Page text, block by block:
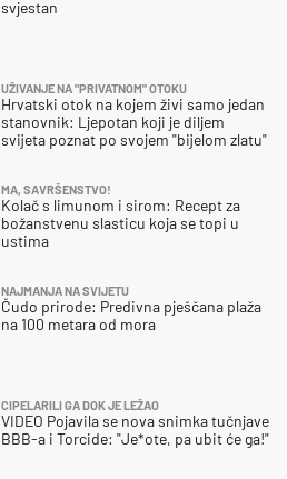
CIPELARILI GA DOK JE LEŽAO
VIDEO Pojavila se nova snimka tučnjave
BBB-a i Torcide: "Je*ote, pa ubit će ga!"
svjestan
UŽIVANJE NA "PRIVATNOM" OTOKU
Hrvatski otok na kojem živi samo jedan
stanovnik: Ljepotan koji je diljem
svijeta poznat po svojem "bijelom zlatu"
MA, SAVRŠENSTVO!
Kolač s limunom i sirom: Recept za
božanstvenu slasticu koja se topi u
ustima
NAJMANJA NA SVIJETU
Čudo prirode: Predivna pješčana plaža
na 100 metara od mora